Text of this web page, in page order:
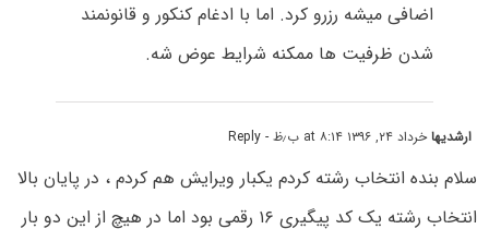
اضافی میشه رزرو کرد. اما با ادغام کنکور و قانونمند
شدن ظرفیت ها ممکنه شرایط عوض شه.
ارشدیهاخرداد ۲۴, ۱۳۹۶ at ۸:۱۴ ب٫ظ - Reply
سلام بنده انتخاب رشته کردم یکبار ویرایش هم کردم ، در پایان بالا
انتخاب رشته یک کد پیگیری ۱۶ رقمی بود اما در هیچ از این دو بار